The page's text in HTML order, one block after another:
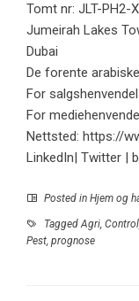
Tomt nr: JLT-PH2-
Jumeirah Lakes
Dubai
De forente
For
For
Nettsted: https://
LinkedIn| Twitter |
Posted in Hjem og
TaggedAgri, Control
Pest, prognose